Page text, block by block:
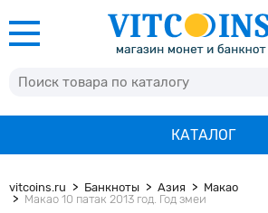
КАТАЛОГ
vitcoins.ru Банкноты Азия
Макао
Макао 10 патак 2013 год. Год змеи